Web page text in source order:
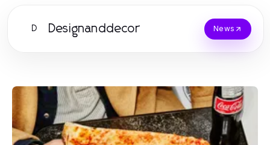
D Designanddecor News